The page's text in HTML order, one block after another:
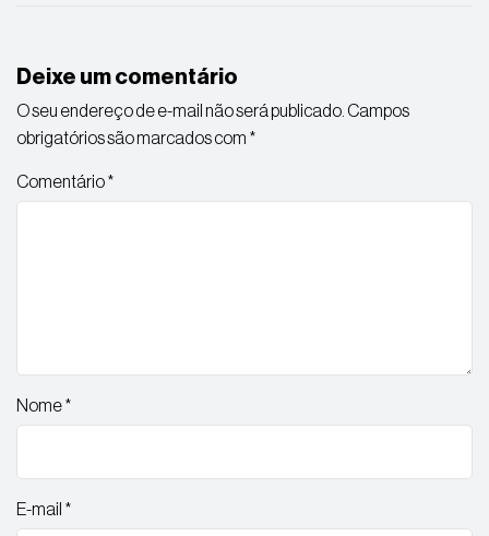
Deixe um comentário
O seu endereço de e-mail não será publicado. Campos
obrigatórios são marcados com *
Comentário*
Nome*
E-mail *